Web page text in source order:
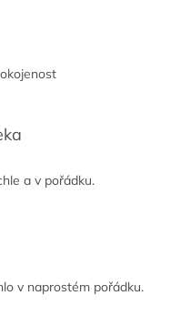
a v pořádku.
v naprostém pořádku.